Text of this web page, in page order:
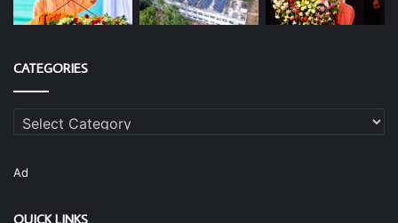
CATEGORIES
Categories
Ad
QUICK LINKS